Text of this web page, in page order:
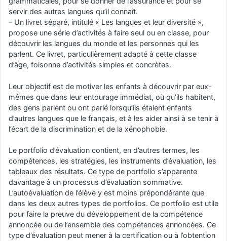
servir des autres langues qu’il connaît.
– Un livret séparé, intitulé « Les langues et leur diversité »,
propose une série d’activités à faire seul ou en classe, pour
découvrir les langues du monde et les personnes qui les
parlent. Ce livret, particulièrement adapté à cette classe
d’âge, foisonne d’activités simples et concrètes.
Leur objectif est de motiver les enfants à découvrir par eux-
mêmes que dans leur entourage immédiat, où qu’ils habitent,
des gens parlent ou ont parlé lorsqu’ils étaient enfants
d’autres langues que le français, et à les aider ainsi à se tenir à
l’écart de la discrimination et de la xénophobie.
Le portfolio d’évaluation contient, en d’autres termes, les
compétences, les stratégies, les instruments d’évaluation, les
tableaux des résultats. Ce type de portfolio s’apparente
davantage à un processus d’évaluation sommative.
L’autoévaluation de l’élève y est moins prépondérante que
dans les deux autres types de portfolios. Ce portfolio est utile
pour faire la preuve du développement de la compétence
annoncée ou de l’ensemble des compétences annoncées. Ce
type d’évaluation peut mener à la certification ou à l’obtention